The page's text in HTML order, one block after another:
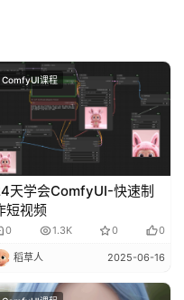
ComfyUI课程
天学会ComfyUI-快速制
短视频
0 1.3K 0 0
稻草人 2025-06-16